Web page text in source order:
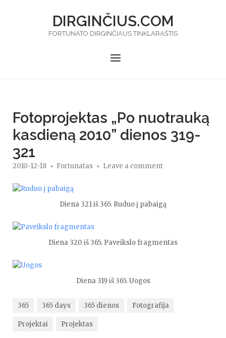
DIRGINČIUS.COM
FORTUNATO DIRGINČIAUS TINKLARAŠTIS
Menu
Fotoprojektas „Po nuotrauką
kasdieną 2010” dienos 319-
321
2010-12-18 Fortunatas Leave a comment
Diena 321 iš 365. Ruduo į pabaigą
Diena 320 iš 365. Paveikslo fragmentas
Diena 319 iš 365. Uogos
365 365 days 365 dienos Fotografija
Projektai Projektas